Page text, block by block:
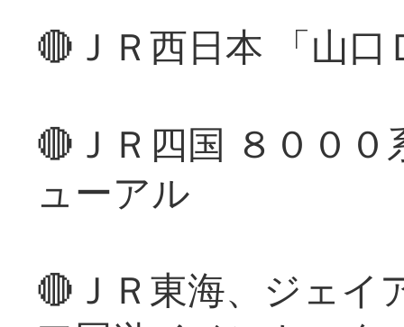
🔴ＪＲ西日本 「山
🔴ＪＲ四国 ８００
ューアル
🔴ＪＲ東海、ジェイ